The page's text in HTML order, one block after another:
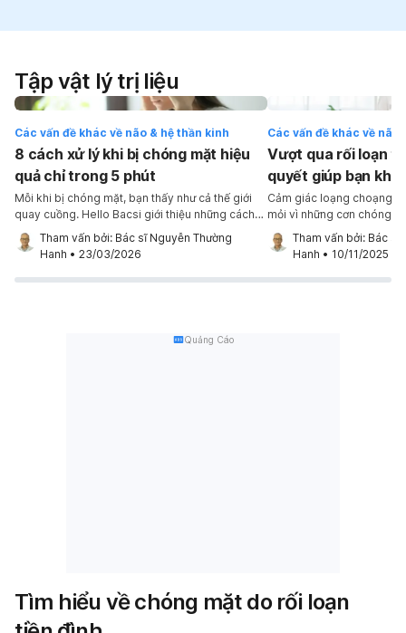
Tập vật lý trị liệu
Các vấn đề khác về não & hệ thần kinh
8 cách xử lý khi bị chóng mặt hiệu
quả chỉ trong 5 phút
Mỗi khi bị chóng mặt, bạn thấy như cả thế giới
quay cuồng. Hello Bacsi giới thiệu những cách
xử lý khi bị chóng mặt nhanh nhất, tốn không
quá 5 phút để bạn kịp trở lại với nhịp sống bình
thể lái xe hay tập trung làm […]
Tham vấn bởi: Bác sĩ Nguyễn Thường
Hanh • 23/03/2026
Các vấn đề khác về não
Vượt qua rối loạn
quyết giúp bạn
vật” vì chóng mặt
Cảm giác loạng choạng,
mỏi vì những cơn chóng
tái lại… là điều mà người
thường xuyên đối diện [1].
những gì bạn đang trải
chung" với rối loạn tiền
Tham vấn bởi: Bác sĩ
Hanh • 10/11/2025
Quảng Cáo
Tìm hiểu về chóng mặt do rối loạn